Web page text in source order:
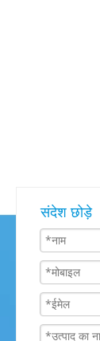
संदेश छोड़े